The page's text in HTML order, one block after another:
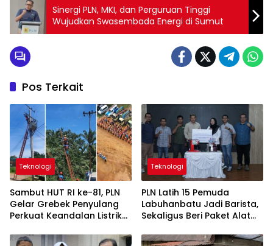
Sinergi PLN, MKI, dan Perguruan Tinggi
Wujudkan Swasembada Energi di Sumut
Pos Terkait
Teknologi
Sambut HUT RI ke-81, PLN
Gelar Grebek Penyulang
Perkuat Keandalan Listrik
Teknologi
PLN Latih 15 Pemuda
Labuhanbatu Jadi Barista,
Sekaligus Beri Paket Alat